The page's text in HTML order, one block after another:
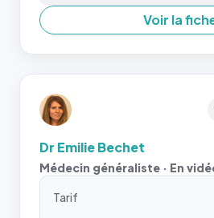
Voir la
Dr Emilie Bechet
Médecin généraliste · En
Tarif